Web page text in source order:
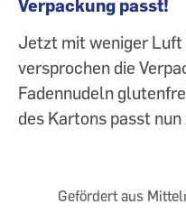
Verpackung passt!
Jetzt mit weniger Luft
versprochen die
Fadennudeln
des Kartons passt
Gefördert aus